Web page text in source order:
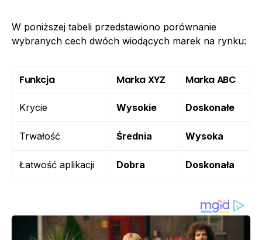
W poniższej tabeli przedstawiono porównanie
wybranych cech dwóch wiodących marek na rynku:
Funkcja Marka XYZ Marka ABC
Krycie Wysokie Doskonałe
Trwałość Średnia Wysoka
Łatwość aplikacji Dobra Doskonała